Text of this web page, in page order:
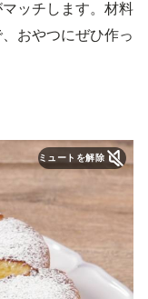
ッチします。材料
おやつにぜひ作っ
ミュートを解除